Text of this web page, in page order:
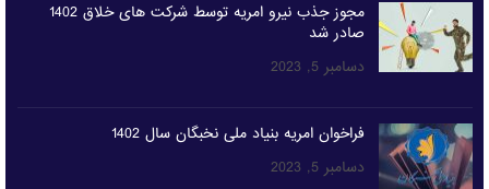
مجوز جذب نیرو امریه توسط شرکت های خلاق 1402
صادر شد
دسامبر 5, 2023
فراخوان امریه بنیاد ملی نخبگان سال 1402
دسامبر 5, 2023